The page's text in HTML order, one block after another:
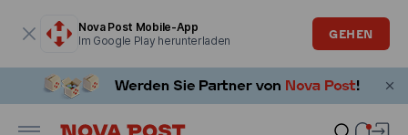
Nova Post Mobile-App
Im Google Play herunterladen
GEHEN